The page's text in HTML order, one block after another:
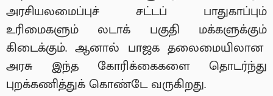
அரசியலமைப்புச் சட்டப் பாதுகாப்பும்
உரிமைகளும் லடாக் பகுதி மக்களுக்கும்
கிடைக்கும். ஆனால் பாஜக தலைமையிலான
அரசு இந்த கோரிக்கைகளை தொடர்ந்து
புறக்கணித்துக் கொண்டே வருகிறது.